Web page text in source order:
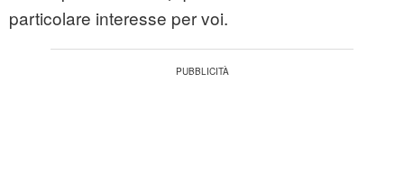
particolare interesse per voi.